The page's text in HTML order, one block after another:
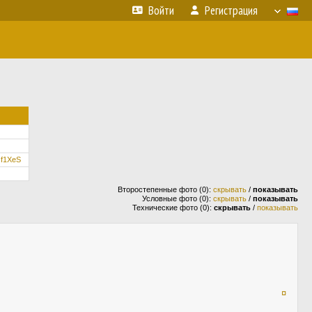
Войти Регистрация
Второстепенные фото (0): скрывать / показывать
Условные фото (0): скрывать / показывать
Технические фото (0): скрывать / показывать
¤